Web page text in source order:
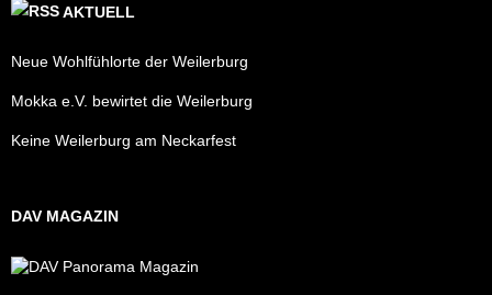
AKTUELL
Neue Wohlfühlorte der Weilerburg
Mokka e.V. bewirtet die Weilerburg
Keine Weilerburg am Neckarfest
DAV MAGAZIN